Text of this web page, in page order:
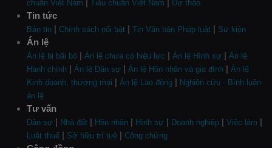
chuẩn Việt Nam
Tiêu chuẩn Việt Nam Dự thảo
Tin tức
Bản tin | Chính sách nổi bật | Tin Văn bản Pháp luật | Sự kiện
Án lệ
Án lệ bị bãi bỏ | Án lệ chưa có hiệu lực | Án lệ Hình sự | Án lệ
Hành chính | Án lệ Dân sự | Án lệ Hôn nhân và gia đình | Án lệ
Kinh doanh, thương mại | Án lệ Lao động | Nghiên cứu - Bình luận
án lệ
Tư vấn
Dân sự | Nhà đất | Hôn nhân | Hình sự | Doanh nghiệp | Việc làm |
Luật thuế | Sở hữu trí tuệ | Công chứng